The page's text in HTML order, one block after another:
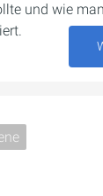
und wie man